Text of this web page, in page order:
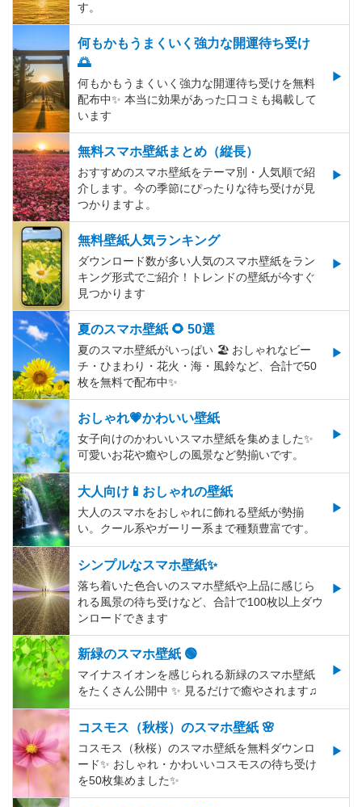
す。
何もかもうまくいく強力な開運待ち受け
🌅
何もかもうまくいく強力な開運待ち受けを無料
配布中✨️ 本当に効果があった口コミも掲載して
います
無料スマホ壁紙まとめ（縦長）
おすすめのスマホ壁紙をテーマ別・人気順で紹
介します。今の季節にぴったりな待ち受けが見
つかりますよ。
無料壁紙人気ランキング
ダウンロード数が多い人気のスマホ壁紙をラン
キング形式でご紹介！トレンドの壁紙が今すぐ
見つかります
夏のスマホ壁紙 🌻 50選
夏のスマホ壁紙がいっぱい 🏖 おしゃれなビー
チ・ひまわり・花火・海・風鈴など、合計で50
枚を無料で配布中✨
おしゃれ💗かわいい壁紙
女子向けのかわいいスマホ壁紙を集めました✨
可愛いお花や癒やしの風景など勢揃いです。
大人向け📱おしゃれの壁紙
大人のスマホをおしゃれに飾れる壁紙が勢揃
い。クール系やガーリー系まで種類豊富です。
シンプルなスマホ壁紙✨
落ち着いた色合いのスマホ壁紙や上品に感じら
れる風景の待ち受けなど、合計で100枚以上ダウ
ンロードできます
新緑のスマホ壁紙 🟢
マイナスイオンを感じられる新緑のスマホ壁紙
をたくさん公開中 ✨ 見るだけで癒やされます♫
コスモス（秋桜）のスマホ壁紙 🌸
コスモス（秋桜）のスマホ壁紙を無料ダウンロ
ード✨️ おしゃれ・かわいいコスモスの待ち受け
を50枚集めました✨️